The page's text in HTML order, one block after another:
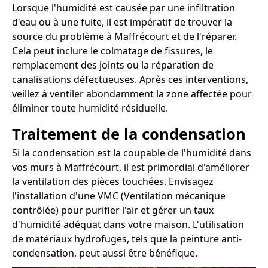
Lorsque l'humidité est causée par une infiltration
d'eau ou à une fuite, il est impératif de trouver la
source du problème à Maffrécourt et de l'réparer.
Cela peut inclure le colmatage de fissures, le
remplacement des joints ou la réparation de
canalisations défectueuses. Après ces interventions,
veillez à ventiler abondamment la zone affectée pour
éliminer toute humidité résiduelle.
Traitement de la condensation
Si la condensation est la coupable de l'humidité dans
vos murs à Maffrécourt, il est primordial d'améliorer
la ventilation des pièces touchées. Envisagez
l'installation d'une VMC (Ventilation mécanique
contrôlée) pour purifier l'air et gérer un taux
d'humidité adéquat dans votre maison. L'utilisation
de matériaux hydrofuges, tels que la peinture anti-
condensation, peut aussi être bénéfique.